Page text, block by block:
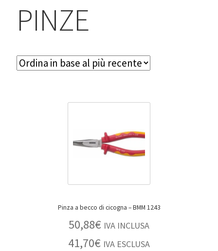
Contatti & Assistenza
PINZE
Pinza a becco di cicogna – BMM 1243
50,88€ IVA INCLUSA
41,70€ IVA ESCLUSA